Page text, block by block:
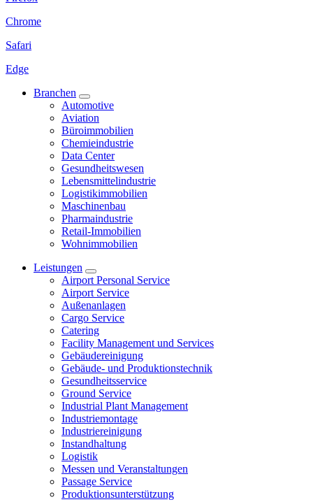
Chrome
Safari
Edge
Branchen
Automotive
Aviation
Büroimmobilien
Chemieindustrie
Data Center
Gesundheitswesen
Lebensmittelindustrie
Logistikimmobilien
Maschinenbau
Pharmaindustrie
Retail-Immobilien
Wohnimmobilien
Leistungen
Airport Personal Service
Airport Service
Außenanlagen
Cargo Service
Catering
Facility Management und Services
Gebäudereinigung
Gebäude- und Produktionstechnik
Gesundheitsservice
Ground Service
Industrial Plant Management
Industriemontage
Industriereinigung
Instandhaltung
Logistik
Messen und Veranstaltungen
Passage Service
Produktionsunterstützung